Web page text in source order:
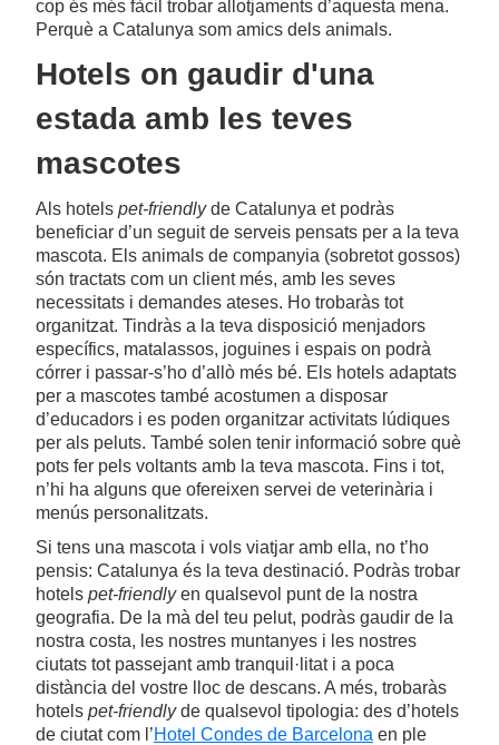
cop és més fàcil trobar allotjaments d’aquesta mena.
Perquè a Catalunya som amics dels animals.
Hotels on gaudir d'una
estada amb les teves
mascotes
Als hotels pet-friendlyde Catalunya et podràs
beneficiar d’un seguit de serveis pensats per a la teva
mascota. Els animals de companyia (sobretot gossos)
són tractats com un client més, amb les seves
necessitats i demandes ateses. Ho trobaràs tot
organitzat. Tindràs a la teva disposició menjadors
específics, matalassos, joguines i espais on podrà
córrer i passar-s’ho d’allò més bé. Els hotels adaptats
per a mascotes també acostumen a disposar
d’educadors i es poden organitzar activitats lúdiques
per als peluts. També solen tenir informació sobre què
pots fer pels voltants amb la teva mascota. Fins i tot,
n’hi ha alguns que ofereixen servei de veterinària i
menús personalitzats.
Si tens una mascota i vols viatjar amb ella, no t’ho
pensis: Catalunya és la teva destinació. Podràs trobar
hotels pet-friendlyen qualsevol punt de la nostra
geografia. De la mà del teu pelut, podràs gaudir de la
nostra costa, les nostres muntanyes i les nostres
ciutats tot passejant amb tranquil·litat i a poca
distància del vostre lloc de descans. A més, trobaràs
hotels pet-friendlyde qualsevol tipologia: des d’hotels
de ciutat com l’Hotel Condes de Barcelona en ple